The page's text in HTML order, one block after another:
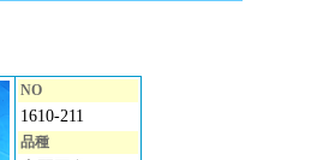
NO
1610-211
品種